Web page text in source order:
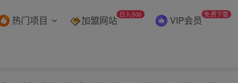
热门项目 加盟网站 日入500 VIP会员 免费下载